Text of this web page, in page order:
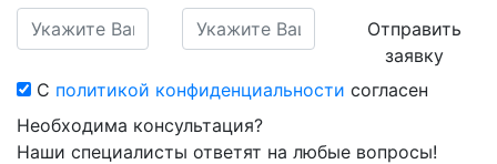
Отправить
заявку
С политикой конфиденциальности согласен
Необходима консультация?
Наши специалисты ответят на любые вопросы!